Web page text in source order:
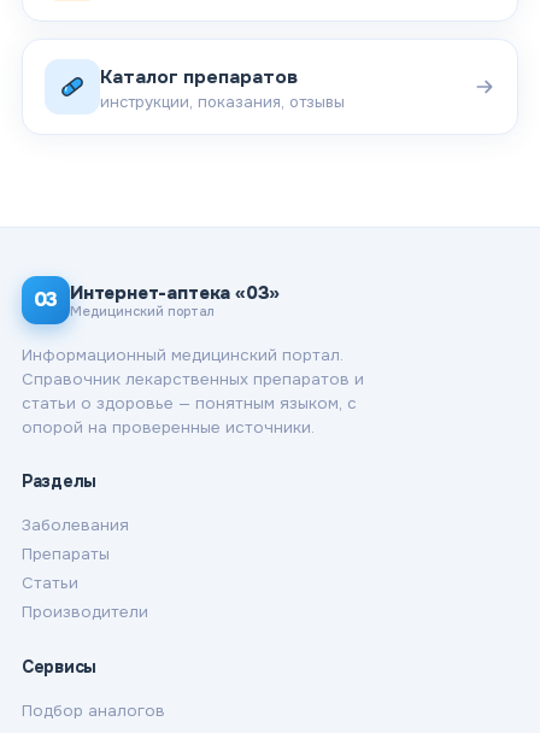
Каталог препаратов
инструкции, показания, отзывы
03 Интернет-аптека «03»
Медицинский портал
Информационный медицинский портал.
Справочник лекарственных препаратов и
статьи о здоровье — понятным языком, с
опорой на проверенные источники.
Разделы
Заболевания
Препараты
Статьи
Производители
Сервисы
Подбор аналогов